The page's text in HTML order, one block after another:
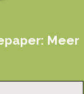
Meer